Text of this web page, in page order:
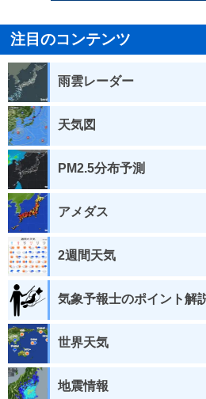
注目のコンテンツ
雨雲レーダー
天気図
PM2.5分布予測
アメダス
2週間天気
気象予報士のポイント解
世界天気
地震情報